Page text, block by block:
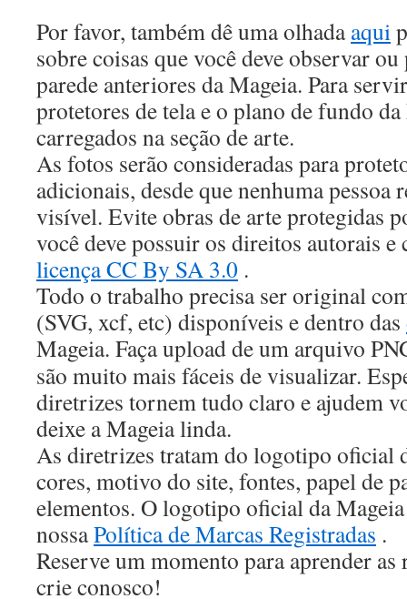
Por favor, também dê uma olhadaaqui
sobre coisas que você deve observar
parede anteriores da Mageia. Para
protetores de tela e o plano de fundo
carregados na seção de arte.
As fotos serão consideradas para
adicionais, desde que nenhuma pessoa
visível. Evite obras de arte protegidas
você deve possuir os direitos autorais e
licença CC By SA 3.0 .
Todo o trabalho precisa ser original
(SVG, xcf, etc) disponíveis e dentro das
Mageia. Faça upload de um arquivo
são muito mais fáceis de visualizar.
diretrizes tornem tudo claro e ajudem
deixe a Mageia linda.
As diretrizes tratam do logotipo oficial
cores, motivo do site, fontes, papel de
elementos. O logotipo oficial da
nossaPolítica de Marcas Registradas .
Reserve um momento para aprender as
crie conosco!